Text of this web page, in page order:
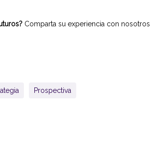
Comparta su experiencia con
Prospectiva